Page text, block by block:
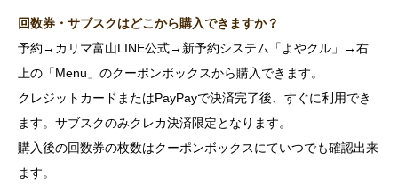
回数券・サブスクはどこから購入できますか？
予約→カリマ富山LINE公式→新予約システム「よやクル」→右
上の「Menu」のクーポンボックスから購入できます。
クレジットカードまたはPayPayで決済完了後、すぐに利用でき
ます。サブスクのみクレカ決済限定となります。
購入後の回数券の枚数はクーポンボックスにていつでも確認出来
ます。